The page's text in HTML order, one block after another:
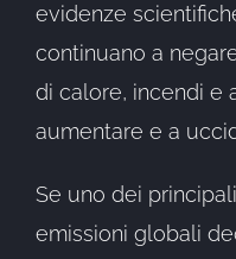
evidenze
continuano a
di calore, incendi e
aumentare e a
Se uno dei
emissioni globali